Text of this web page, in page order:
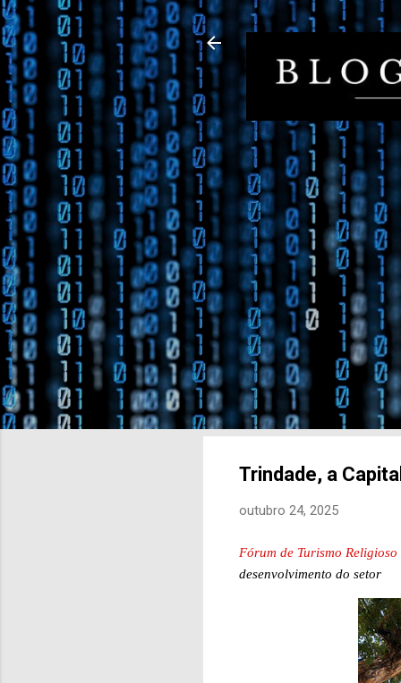
Trindade, a
outubro 24, 2025
Fórum de Turismo Religioso
desenvolvimento do setor